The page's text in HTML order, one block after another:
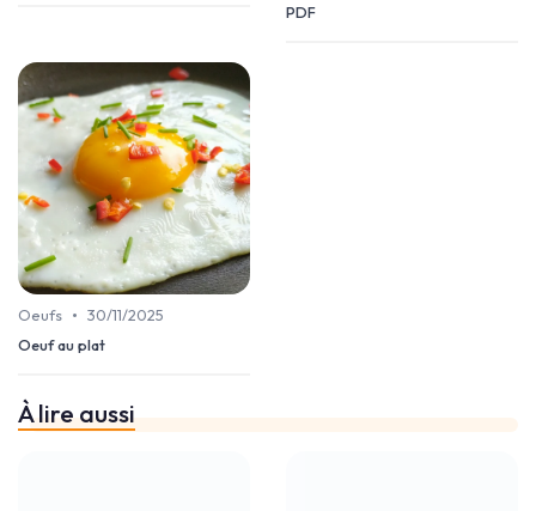
PDF
Oeufs • 30/11/2025
Oeuf au plat
À lire aussi